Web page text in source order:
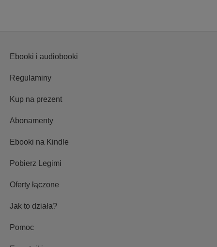
Ebooki i audiobooki
Regulaminy
Kup na prezent
Abonamenty
Ebooki na Kindle
Pobierz Legimi
Oferty łączone
Jak to działa?
Pomoc